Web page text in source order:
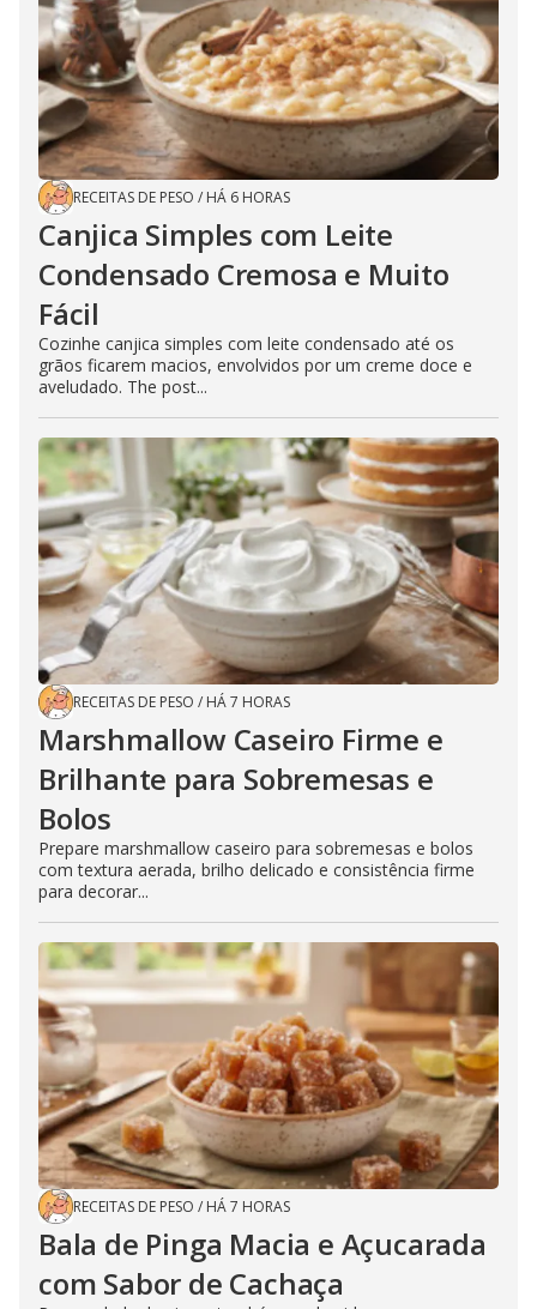
RECEITAS DE PESO / HÁ 6 HORAS
Canjica Simples com Leite
Condensado Cremosa e Muito
Fácil
Cozinhe canjica simples com leite condensado até os
grãos ficarem macios, envolvidos por um creme doce e
aveludado. The post...
RECEITAS DE PESO / HÁ 7 HORAS
Marshmallow Caseiro Firme e
Brilhante para Sobremesas e
Bolos
Prepare marshmallow caseiro para sobremesas e bolos
com textura aerada, brilho delicado e consistência firme
para decorar...
RECEITAS DE PESO / HÁ 7 HORAS
Bala de Pinga Macia e Açucarada
com Sabor de Cachaça